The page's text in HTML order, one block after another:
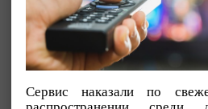
Сервис наказали по